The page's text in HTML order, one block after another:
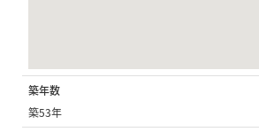
築年数
築53年